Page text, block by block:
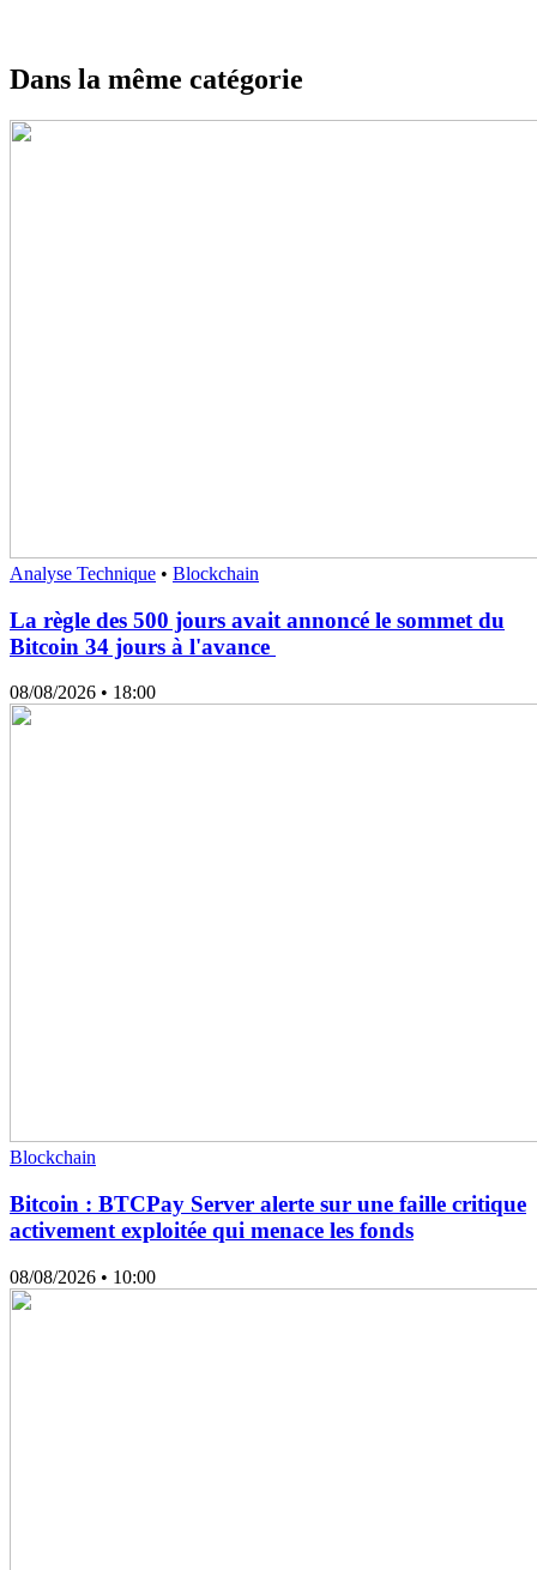
Dans la même catégorie
Analyse Technique • Blockchain
La règle des 500 jours avait annoncé le sommet du
Bitcoin 34 jours à l'avance
08/08/2026 • 18:00
Blockchain
Bitcoin : BTCPay Server alerte sur une faille critique
activement exploitée qui menace les fonds
08/08/2026 • 10:00